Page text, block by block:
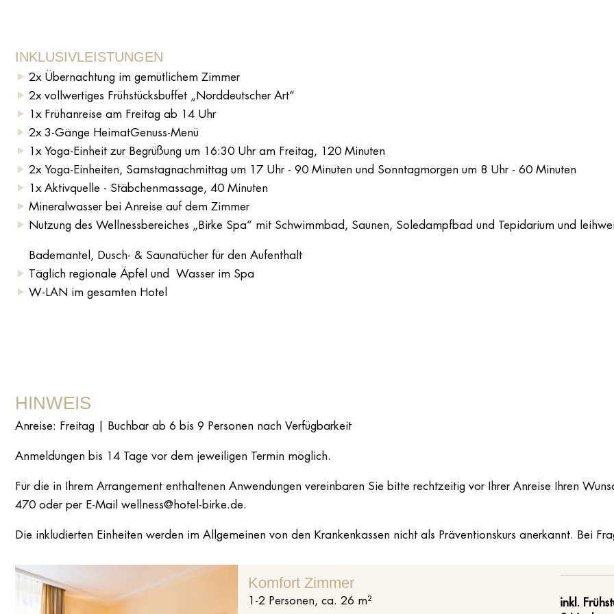
INKLUSIVLEISTUNGEN
2x Übernachtung im gemütlichem Zimmer
2x vollwertiges Frühstücksbuffet „Norddeutscher Art“
1x Frühanreise am Freitag ab 14 Uhr
2x 3-Gänge HeimatGenuss-Menü
1x Yoga-Einheit zur Begrüßung um 16:30 Uhr am Freitag, 120 Minuten
2x Yoga-Einheiten, Samstagnachmittag um 17 Uhr - 90 Minuten und Sonntagmorgen um 8 Uhr - 60 Minuten
1x Aktivquelle - Stäbchenmassage, 40 Minuten
Mineralwasser bei Anreise auf dem Zimmer
Nutzung des Wellnessbereiches „Birke Spa“ mit Schwimmbad, Saunen, Soledampfbad und Tepidarium und
Bademantel, Dusch- & Saunatücher für den Aufenthalt
Täglich regionale Äpfel und Wasser im Spa
W-LAN im gesamten Hotel
HINWEIS
Anreise: Freitag | Buchbar ab 6 bis 9 Personen nach Verfügbarkeit
Anmeldungen bis 14 Tage vor dem jeweiligen Termin möglich.
Für die in Ihrem Arrangement enthaltenen Anwendungen vereinbaren Sie bitte rechtzeitig vor Ihrer Anreise Ihren
470 oder per E-Mail wellness@hotel-birke.de.
Die inkludierten Einheiten werden im Allgemeinen von den Krankenkassen nicht als Präventionskurs anerkannt. Bei
Komfort Zimmer
1-2 Personen, ca. 26 m²
inkl.